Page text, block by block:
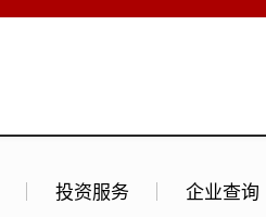
投资服务 企业查询